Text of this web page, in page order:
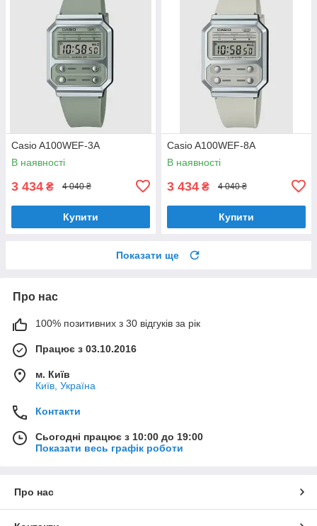
Casio A100WEF-3A
В наявності
3 434 ₴ 4 040 ₴
Купити
Casio A100WEF-8A
В наявності
3 434 ₴ 4 040 ₴
Купити
Показати ще
Про нас
100% позитивних з 30 відгуків за рік
Працює з 03.10.2016
м. Київ
Київ, Україна
Контакти
Сьогодні працює з 10:00 до 19:00
Показати весь графік роботи
Про нас